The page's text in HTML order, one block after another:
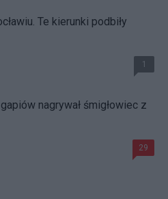
Te kierunki podbiły
1
nagrywał śmigłowiec z
29